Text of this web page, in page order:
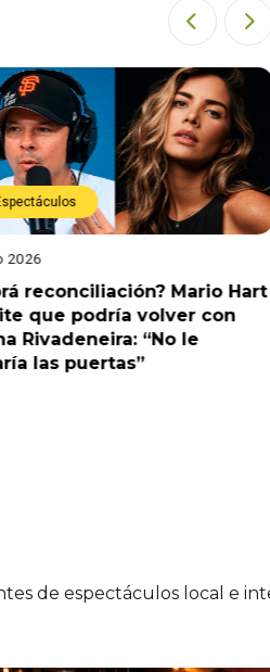
2026
reconciliación? Mario Hart
que podría volver con
Rivadeneira: “No le
las puertas”
de espectáculos local e